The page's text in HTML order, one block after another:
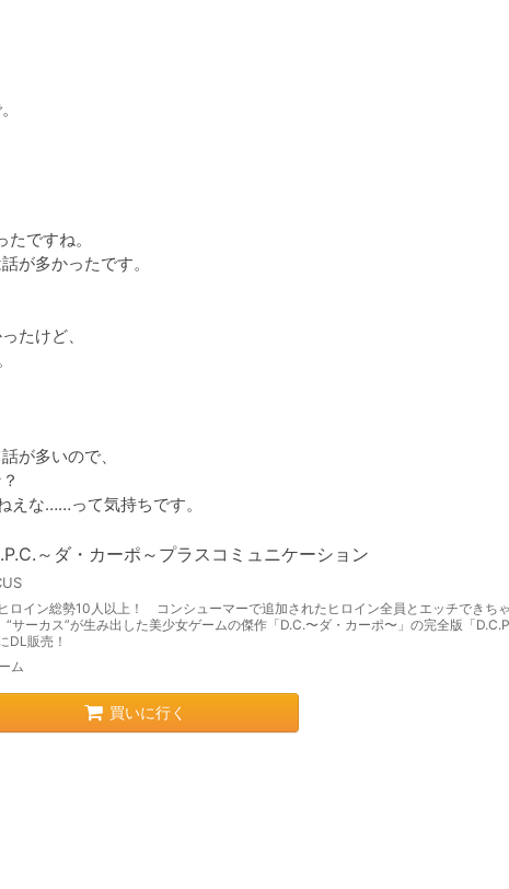
ですね。
が多かったです。
たけど、
が多いので、
えな……って気持ちです。
～ダ・カーポ～プラスコミュニケーション
ロイン総勢10人以上！ コンシューマーで追加されたヒロイン全員とエッチできちゃ
サーカス”が生み出した美少女ゲームの傑作「D.C.〜ダ・カーポ〜」の完全版「
DL販売！
ム
買いに行く